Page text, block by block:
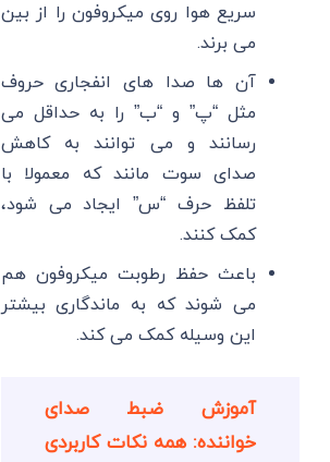
سریع هوا روی میکروفون را از بین
می برند.
آن ها صدا های انفجاری حروف
مثل “پ” و “ب” را به حداقل می
رسانند و می توانند به کاهش
صدای سوت مانند که معمولا با
تلفظ حرف “س” ایجاد می شود،
کمک کنند.
باعث حفظ رطوبت میکروفون هم
می شوند که به ماندگاری بیشتر
این وسیله کمک می کند.
آموزش ضبط صدای
خواننده: همه نکات کاربردی